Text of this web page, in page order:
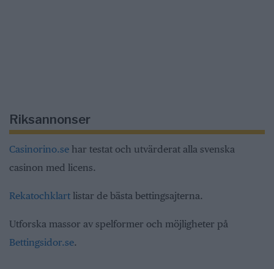
Riksannonser
Casinorino.se har testat och utvärderat alla svenska
casinon med licens.
Rekatochklart listar de bästa bettingsajterna.
Utforska massor av spelformer och möjligheter på
Bettingsidor.se.